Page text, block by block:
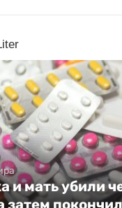
и мать убили
затем